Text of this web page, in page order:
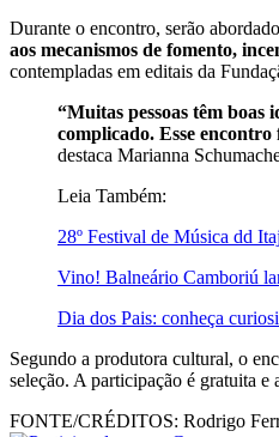
Durante o encontro, serão
aos mecanismos de fomento,
contempladas em editais da
“Muitas pessoas têm
complicado. Esse
destaca Marianna
Leia Também:
28º Festival de Música dd
Vino! Balneário Camboriú
Dia dos Pais: conheça
Segundo a produtora cultural, o
seleção. A participação é gratuita e
FONTE/CRÉDITOS: Rodrigo